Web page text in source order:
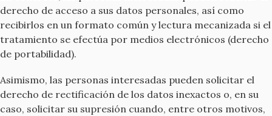
derecho de acceso a sus datos personales, así como
recibirlos en un formato común y lectura mecanizada si el
tratamiento se efectúa por medios electrónicos (derecho
de portabilidad).
Asimismo, las personas interesadas pueden solicitar el
derecho de rectificación de los datos inexactos o, en su
caso, solicitar su supresión cuando, entre otros motivos,